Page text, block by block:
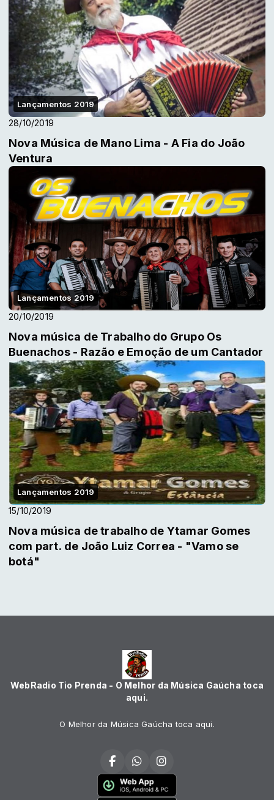
Lançamentos 2019
28/10/2019
Nova Música de Mano Lima - A Fia do João
Ventura
Lançamentos 2019
20/10/2019
Nova música de Trabalho do Grupo Os
Buenachos - Razão e Emoção de um Cantador
Lançamentos 2019
15/10/2019
Nova música de trabalho de Ytamar Gomes
com part. de João Luiz Correa - "Vamo se
botá"
WebRadio Tio Prenda - O Melhor da Música Gaúcha toca
aqui.
O Melhor da Música Gaúcha toca aqui.